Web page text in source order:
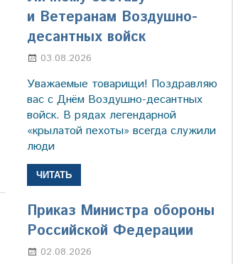
и Ветеранам Воздушно-
десантных войск
03.08.2026
Уважаемые товарищи! Поздравляю
вас с Днём Воздушно-десантных
войск. В рядах легендарной
«крылатой пехоты» всегда служили
люди
ЧИТАТЬ
Приказ Министра обороны
Российской Федерации
02.08.2026